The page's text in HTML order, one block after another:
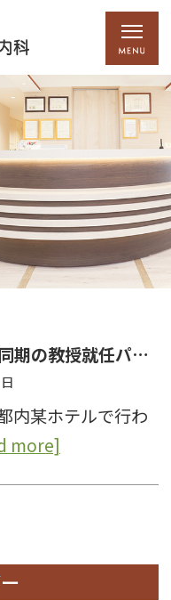
大学時代の同期の教授就任パーティーに参加してきました！
内某ホテルで行わ
more]